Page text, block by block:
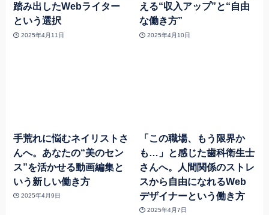
踏み出したWebライター
という選択
2025年4月11日
える“収入アップ”と“自由
な働き方”
2025年4月10日
手荒れに悩むネイリストさ
んへ。あなたの“美のセン
ス”を活かせる動画編集と
いう新しい働き方
2025年4月9日
「この職場、もう限界か
も…」と感じた歯科衛生士
さんへ。人間関係のストレ
スから自由になれるWeb
デザイナーという働き方
2025年4月7日